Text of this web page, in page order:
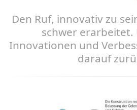
Den Ruf, innovativ zu
schwer erarbeitet.
Innovationen und
darauf